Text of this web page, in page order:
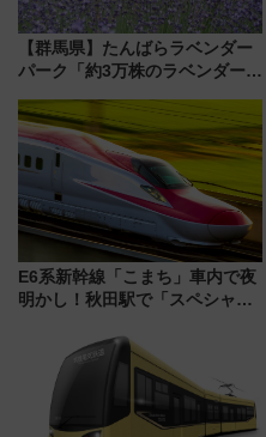
【群馬県】たんばらラベンダー
パーク「約3万株のラベンダー」
で都心から約1時間半で夏の絶景
を！
E6系新幹線「こまち」車内で夜
明かし！秋田駅で「スペシャル